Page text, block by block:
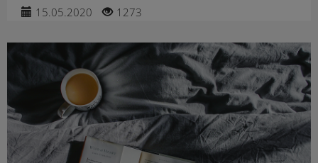
15.05.2020
1273